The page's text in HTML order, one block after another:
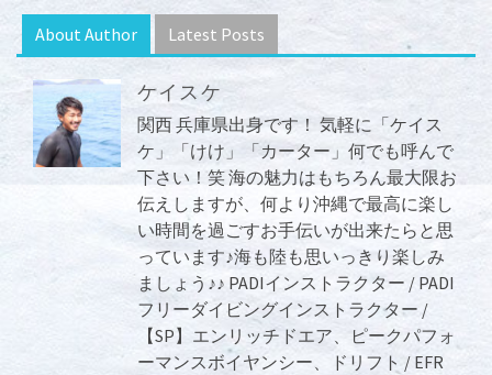
About Author Latest Posts
ケイスケ
関西 兵庫県出身です！ 気軽に「ケイス
ケ」「けけ」「カーター」何でも呼んで
下さい！笑 海の魅力はもちろん最大限お
伝えしますが、何より沖縄で最高に楽し
い時間を過ごすお手伝いが出来たらと思
っています♪海も陸も思いっきり楽しみ
ましょう♪♪ PADIインストラクター / PADI
フリーダイビングインストラクター /
【SP】エンリッチドエア、ピークパフォ
ーマンスボイヤンシー、ドリフト / EFR